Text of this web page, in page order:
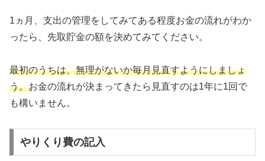
1ヵ月、支出の管理をしてみてある程度お金の流れがわか
ったら、先取貯金の額を決めてみてください。
最初のうちは、無理がないか毎月見直すようにしましょ
う。お金の流れが決まってきたら見直すのは1年に1回で
も構いません。
やりくり費の記入